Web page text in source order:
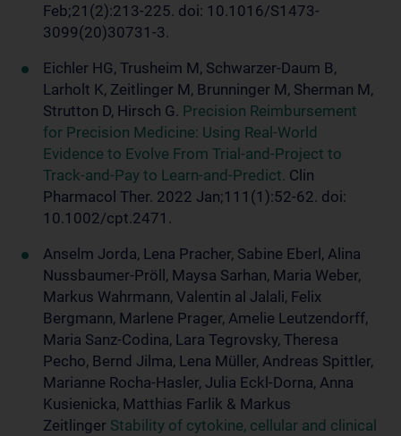
Feb;21(2):213-225. doi: 10.1016/S1473-
3099(20)30731-3.
Eichler HG, Trusheim M, Schwarzer-Daum B,
Larholt K, Zeitlinger M, Brunninger M, Sherman M,
Strutton D, Hirsch G. Precision Reimbursement
for Precision Medicine: Using Real-World
Evidence to Evolve From Trial-and-Project to
Track-and-Pay to Learn-and-Predict. Clin
Pharmacol Ther. 2022 Jan;111(1):52-62. doi:
10.1002/cpt.2471.
Anselm Jorda, Lena Pracher, Sabine Eberl, Alina
Nussbaumer-Pröll, Maysa Sarhan, Maria Weber,
Markus Wahrmann, Valentin al Jalali, Felix
Bergmann, Marlene Prager, Amelie Leutzendorff,
Maria Sanz-Codina, Lara Tegrovsky, Theresa
Pecho, Bernd Jilma, Lena Müller, Andreas Spittler,
Marianne Rocha-Hasler, Julia Eckl-Dorna, Anna
Kusienicka, Matthias Farlik & Markus
Zeitlinger Stability of cytokine, cellular and clinical